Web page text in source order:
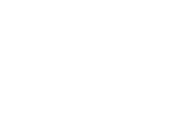
d'emballage.